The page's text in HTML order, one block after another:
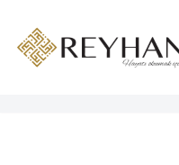
İçeriğe